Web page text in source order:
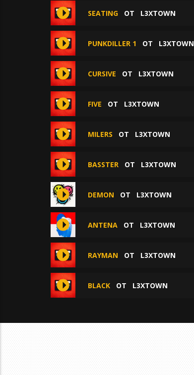
SEATING ОТ L3XTOWN
PUNKDILLER 1 ОТ L3XTOWN
CURSIVE ОТ L3XTOWN
FIVE ОТ L3XTOWN
MILERS ОТ L3XTOWN
BASSTER ОТ L3XTOWN
DEMON ОТ L3XTOWN
ANTENA ОТ L3XTOWN
RAYMAN ОТ L3XTOWN
BLACK ОТ L3XTOWN